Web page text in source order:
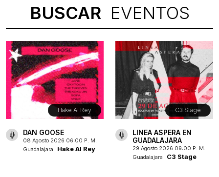
BUSCAR EVENTOS
Hake Al Rey
DAN GOOSE
08 Agosto 2026 06:00 P. M.
Guadalajara
Hake Al Rey
C3 Stage
LINEA ASPERA EN
GUADALAJARA
29 Agosto 2026 09:00 P. M.
Guadalajara
C3 Stage